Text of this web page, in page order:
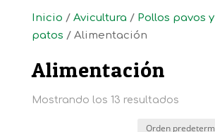
Inicio / Avicultura / Pollos pavos y
patos / Alimentación
Alimentación
Mostrando los 13 resultados